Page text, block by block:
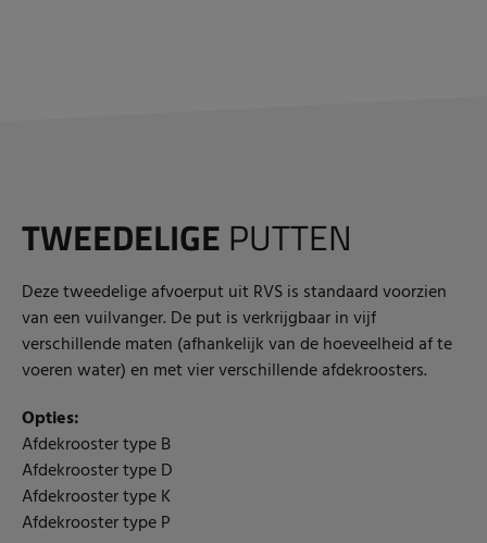
TWEEDELIGE PUTTEN
Deze tweedelige afvoerput uit RVS is standaard voorzien
van een vuilvanger. De put is verkrijgbaar in vijf
verschillende maten (afhankelijk van de hoeveelheid af te
voeren water) en met vier verschillende afdekroosters.
Opties:
Afdekrooster type B
Afdekrooster type D
Afdekrooster type K
Afdekrooster type P